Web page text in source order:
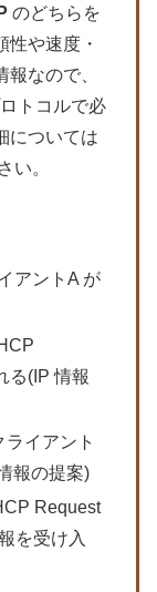
のどちらを
や速度・
なので、
トコルで必
については
い。
アントA が
る(IP 情報
イアント
報の提案)
Request
を受け入